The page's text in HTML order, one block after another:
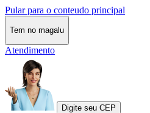
Pular para o conteudo principal
Tem no magalu
Atendimento
Digite seu CEP